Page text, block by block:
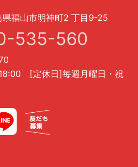
福山市明神町2 丁目9-25
535-560
[定休日]毎週月曜日・祝